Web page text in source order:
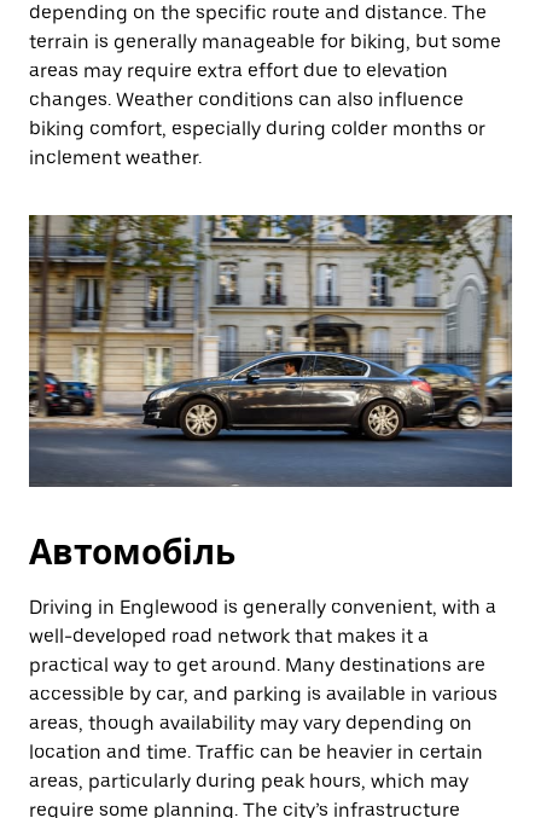
depending on the specific route and distance. The
terrain is generally manageable for biking, but some
areas may require extra effort due to elevation
changes. Weather conditions can also influence
biking comfort, especially during colder months or
inclement weather.
Автомобіль
Driving in Englewood is generally convenient, with a
well-developed road network that makes it a
practical way to get around. Many destinations are
accessible by car, and parking is available in various
areas, though availability may vary depending on
location and time. Traffic can be heavier in certain
areas, particularly during peak hours, which may
require some planning. The city’s infrastructure